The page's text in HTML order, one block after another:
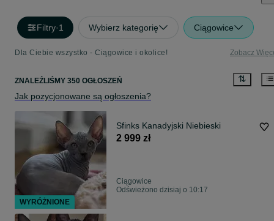
Filtry·1 Wybierz kategorię Ciągowice
Dla Ciebie wszystko - Ciągowice i okolice! Zobacz
ZNALEŹLIŚMY 350 OGŁOSZEŃ
Jak pozycjonowane są ogłoszenia?
Sfinks Kanadyjski Niebieski
2 999 zł
Ciągowice
Odświeżono dzisiaj o 10:17
WYRÓŻNIONE